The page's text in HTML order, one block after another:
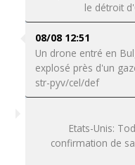
le détroit
08/08 12:51
Un drone entré en
explosé près d'un
str-pyv/cel/def
Etats-Unis:
confirmation de